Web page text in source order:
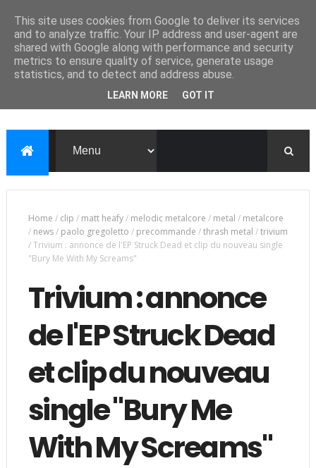
Home / clip / matt heafy/ melodic metalcore / metal / metalcore
/ news/ paolo gregoletto / precommande /thrash metal /trivium
/Trivium : annonce de l'EP Struck Dead et clip du nouveau single
"Bury Me With My Screams"
Trivium : annonce
de l'EP Struck Dead
et clip du nouveau
single "Bury Me
With My Screams"
This site uses cookies from Google to deliver its services
and to analyze traffic. Your IP address and user-agent are
shared with Google along with performance and security
metrics to ensure quality of service, generate usage
statistics, and to detect and address abuse.
LEARN MORE GOT IT